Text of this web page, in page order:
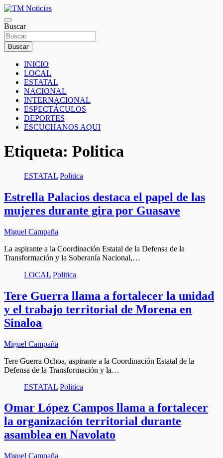
Saltar
al
contenido
TM Noticias
TM Noticias
Buscar
Buscar
INICIO
LOCAL
ESTATAL
NACIONAL
INTERNACIONAL
ESPECTÁCULOS
DEPORTES
ESCUCHANOS AQUI
Etiqueta: Politica
ESTATAL Politica
Estrella Palacios destaca el papel de las
mujeres durante gira por Guasave
Miguel Campaña
La aspirante a la Coordinación Estatal de la Defensa de la
Transformación y la Soberanía Nacional,…
LOCAL Politica
Tere Guerra llama a fortalecer la unidad
y el trabajo territorial de Morena en
Sinaloa
Miguel Campaña
Tere Guerra Ochoa, aspirante a la Coordinación Estatal de la
Defensa de la Transformación y la…
ESTATAL Politica
Omar López Campos llama a fortalecer
la organización territorial durante
asamblea en Navolato
Miguel Campaña